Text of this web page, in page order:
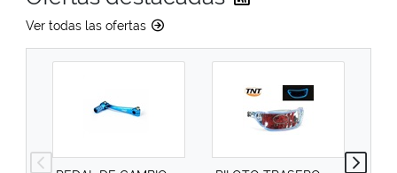
Ver todas las ofertas